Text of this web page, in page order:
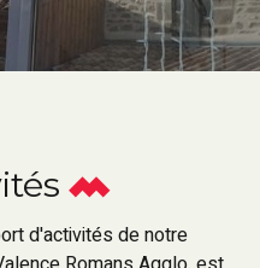
d'activités de notre